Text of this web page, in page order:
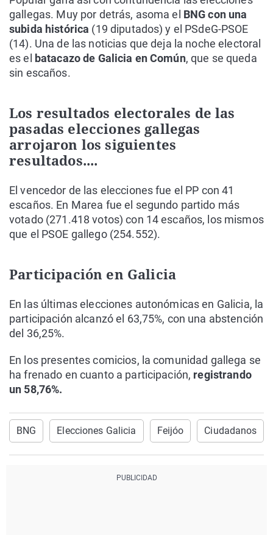
gallegas. Muy por detrás, asoma el BNG con una
subida histórica (19 diputados) y el PSdeG-PSOE
(14). Una de las noticias que deja la noche electoral
es el
batacazo de Galicia en Común, que se queda
sin escaños.
Los resultados electorales de las
pasadas elecciones gallegas
arrojaron los siguientes
resultados....
El vencedor de las elecciones fue el PP con 41
escaños. En Marea fue el segundo partido más
votado (271.418 votos) con 14 escaños, los mismos
que el PSOE gallego (254.552).
Participación en Galicia
En las últimas elecciones autonómicas en Galicia, la
participación alcanzó el 63,75%, con una abstención
del 36,25%.
En los presentes comicios, la comunidad gallega se
ha frenado en cuanto a participación, registrando
un 58,76%.
BNG Elecciones Galicia Feijóo Ciudadanos